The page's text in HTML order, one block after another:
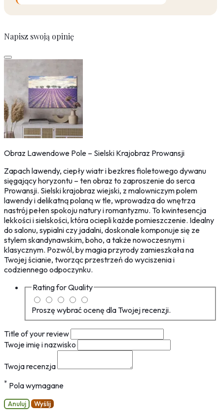
Napisz swoją opinię
Obraz Lawendowe Pole – Sielski Krajobraz Prowansji
Zapach lawendy, ciepły wiatr i bezkres fioletowego dywanu
sięgający horyzontu – ten obraz to zaproszenie do serca
Prowansji. Sielski krajobraz wiejski, z malowniczym polem
lawendy i delikatną polaną w tle, wprowadza do wnętrza
nastrój pełen spokoju natury i romantyzmu. To kwintesencja
lekkości i sielskości, która ociepli każde pomieszczenie. Idealny
do salonu, sypialni czy jadalni, doskonale komponuje się ze
stylem skandynawskim, boho, a także nowoczesnym i
klasycznym. Pozwól, by magia przyrody zamieszkała na
Twojej ścianie, tworząc przestrzeń do wyciszenia i
codziennego odpoczynku.
Rating forQuality
Proszę wybrać ocenę dla Twojej recenzji.
Title of your review
Twoje imię i nazwisko
Twoja recenzja
* Pola wymagane
Anuluj Wyślij